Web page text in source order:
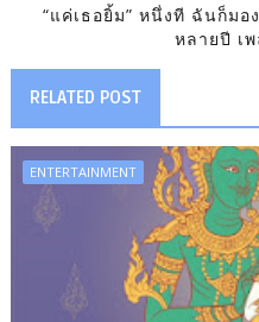
“แค่เธอยิ้ม” หนึ่งที ฉันก็มอ
หลายปี เ
RELATED POST
ENTERTAINMENT